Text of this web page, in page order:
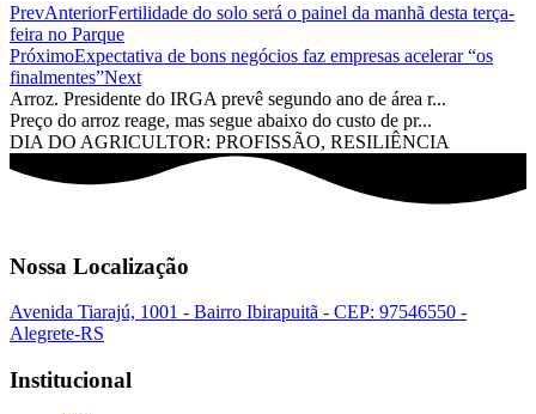
PrevAnteriorFertilidade do solo será o painel da manhã desta terça-
feira no Parque
PróximoExpectativa de bons negócios faz empresas acelerar “os
finalmentes”Next
Arroz. Presidente do IRGA prevê segundo ano de área r...
Preço do arroz reage, mas segue abaixo do custo de pr...
DIA DO AGRICULTOR: PROFISSÃO, RESILIÊNCIA
Nossa Localização
Avenida Tiarajú, 1001 - Bairro Ibirapuitã - CEP: 97546550 -
Alegrete-RS
Institucional